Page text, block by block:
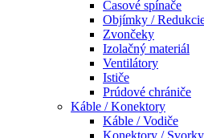
Časové spínače
Objímky /
Zvončeky
Izolačný materiál
Ventilátory
Ističe
Prúdové chrániče
Káble / Konektory
Káble / Vodiče
Konektory / Svorky